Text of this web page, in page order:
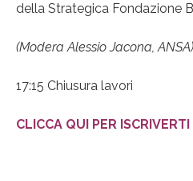
della Strategica Fondazione
(Modera Alessio Jacona, ANSA)
17:15 Chiusura lavori
CLICCA QUI PER ISCRIVERTI